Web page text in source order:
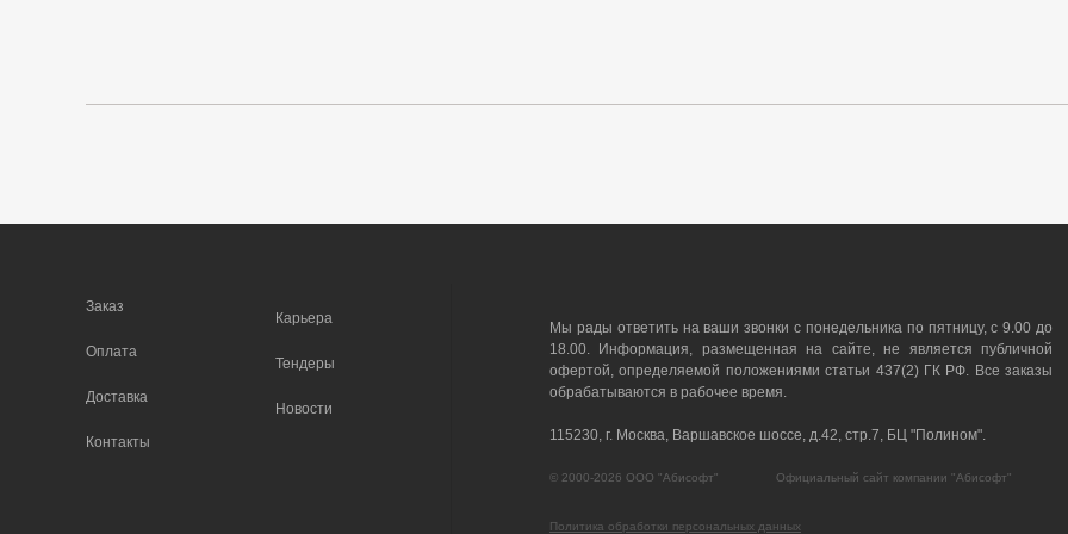
Заказ
Оплата
Доставка
Контакты
Карьера
Тендеры
Новости
Мы рады ответить на ваши звонки с понедельника по пятницу, с 9.00 до
18.00. Информация, размещенная на сайте, не является публичной
офертой, определяемой положениями статьи 437(2) ГК РФ. Все заказы
обрабатываются в рабочее время.
115230, г. Москва, Варшавское шоссе, д.42, стр.7, БЦ "Полином".
© 2000-2026 ООО "Абисофт" Официальный сайт компании "Абисофт"
Политика обработки персональных данных